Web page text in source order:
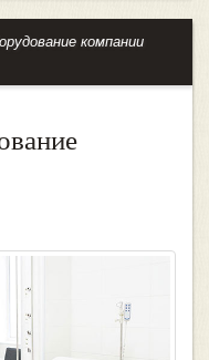
компании